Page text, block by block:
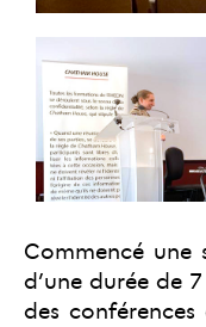
Commencé une
d’une durée de
des